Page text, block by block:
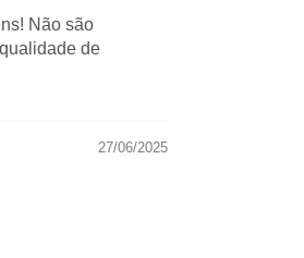
Não são
de
27/06/2025